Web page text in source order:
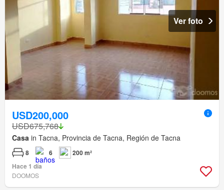
Ver foto
USD200,000
USD675,768
Casa in Tacna, Provincia de Tacna, Región de Tacna
8 6
200 m²
Hace 1 día
DOOMOS